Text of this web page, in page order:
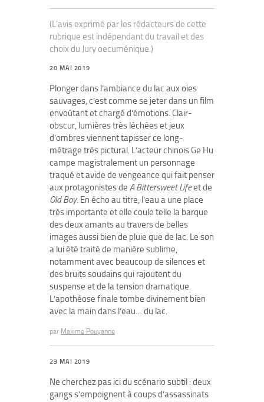
(L'avis exprimé par les rédacteurs de cette
rubrique est indépendant du travail et des
choix du Jury oecuménique.)
20 MAI 2019
Plonger dans l’ambiance du lac aux oies
sauvages, c’est comme se jeter dans un film
envoûtant et chargé d’émotions. Clair-
obscur, lumières très léchées et jeux
d’ombres viennent tapisser ce long-
métrage très pictural. L’acteur chinois Ge Hu
campe magistralement un personnage
traqué et avide de vengeance qui fait penser
aux protagonistes de A Bittersweet Lifeet de
Old Boy. En écho au titre, l’eau a une place
très importante et elle coule telle la barque
des deux amants au travers de belles
images aussi bien de pluie que de lac. Le son
a lui été traité de manière sublime,
notamment avec beaucoup de silences et
des bruits soudains qui rajoutent du
suspense et de la tension dramatique.
L’apothéose finale tombe divinement bien
avec la main dans l’eau… du lac.
par Maxime Pouyanne
23 MAI 2019
Ne cherchez pas ici du scénario subtil : deux
gangs s’empoignent à coups d’assassinats